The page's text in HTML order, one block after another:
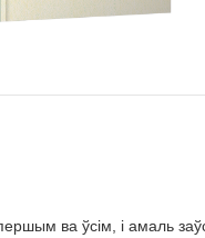
ва ўсім, і амаль